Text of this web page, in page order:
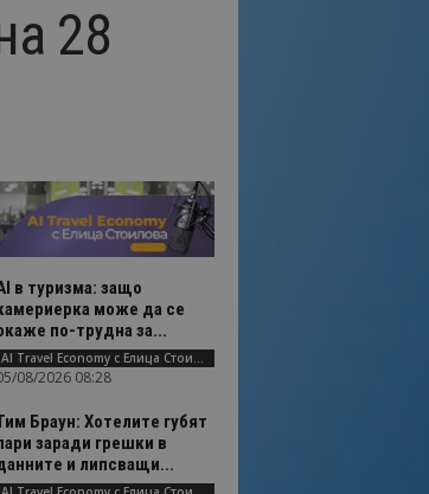
28
в туризма: защо
може да се
по-трудна за...
AI Travel Economy с Елица Стоилова
08/2026 08:28
Браун: Хотелите губят
заради грешки в
и липсващи...